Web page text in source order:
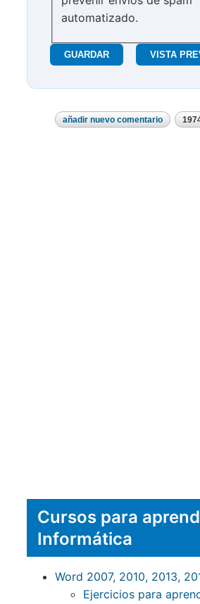
automatizado.
añadir nuevo comentario
Cursos para
Informática
Word 2007, 2010, 2013,
Ejercicios para